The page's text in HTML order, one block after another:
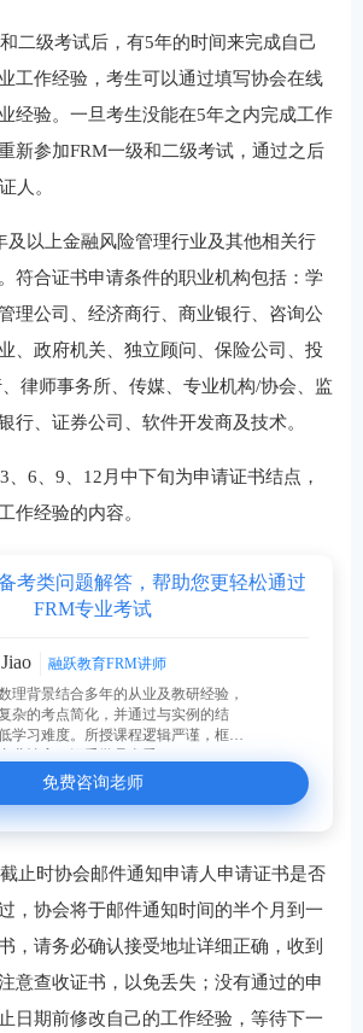
二级考试后，有5年的时间来完成自己
工作经验，考生可以通过填写协会在线
经验。一旦考生没能在5年之内完成工作
新参加FRM一级和二级考试，通过之后
人。
及以上金融风险管理行业及其他相关行
符合证书申请条件的职业机构包括：学
理公司、经济商行、商业银行、咨询公
、政府机关、独立顾问、保险公司、投
律师事务所、传媒、专业机构/协会、监
行、证券公司、软件开发商及技术。
、6、9、12月中下旬为申请证书结点，
作经验的内容。
考类问题解答，帮助您更轻松通过
FRM专业考试
融跃教育FRM讲师
理背景结合多年的从业及教研经验，
杂的考点简化，并通过与实例的结
学习难度。所授课程逻辑严谨，框架
业性高，深受学员喜爱。
免费咨询老师
止时协会邮件通知申请人申请证书是否
，协会将于邮件通知时间的半个月到一
，请务必确认接受地址详细正确，收到
意查收证书，以免丢失；没有通过的申
日期前修改自己的工作经验，等待下一